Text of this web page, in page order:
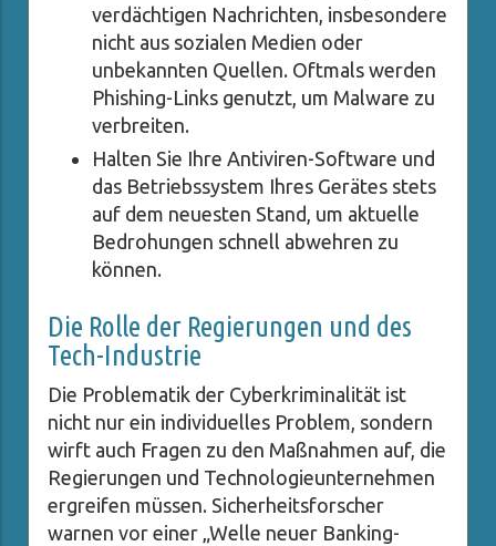
verdächtigen Nachrichten, insbesondere
nicht aus sozialen Medien oder
unbekannten Quellen. Oftmals werden
Phishing-Links genutzt, um Malware zu
verbreiten.
Halten Sie Ihre Antiviren-Software und
das Betriebssystem Ihres Gerätes stets
auf dem neuesten Stand, um aktuelle
Bedrohungen schnell abwehren zu
können.
Die Rolle der Regierungen und des
Tech-Industrie
Die Problematik der Cyberkriminalität ist
nicht nur ein individuelles Problem, sondern
wirft auch Fragen zu den Maßnahmen auf, die
Regierungen und Technologieunternehmen
ergreifen müssen. Sicherheitsforscher
warnen vor einer „Welle neuer Banking-